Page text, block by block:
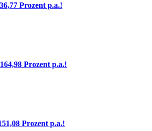
Prozent p.a.!
Prozent p.a.!
Prozent p.a.!